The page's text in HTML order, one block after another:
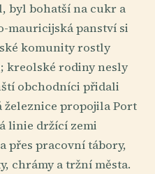
byl bohatší na cukr a
mauricijská panství si
komunity rostly
kreolské rodiny nesly
obchodníci přidali
železnice propojila Port
linie držící zemi
přes pracovní tábory,
chrámy a tržní města.